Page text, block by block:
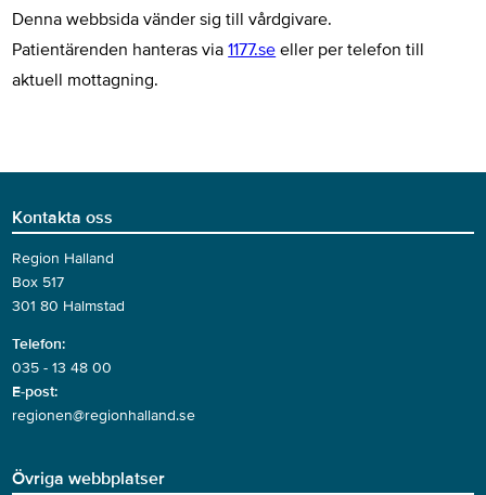
Denna webbsida vänder sig till vårdgivare.
Patientärenden hanteras via1177.se eller per telefon till
aktuell mottagning.
Kontakta oss
Region Halland
Box 517
301 80 Halmstad
Telefon:
035 - 13 48 00
E-post:
regionen@regionhalland.se
Övriga webbplatser